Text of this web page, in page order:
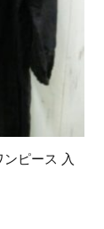
ピース 入